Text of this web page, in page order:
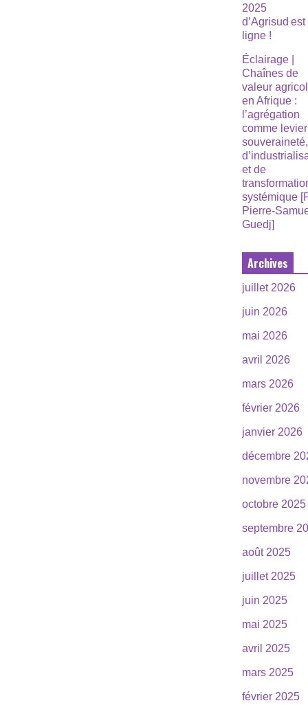
2025
d’Agrisud
ligne !
Éclairage |
Chaînes de
valeur
en Afrique :
l’agrégation
comme
souveraineté,
et de
systémique
Pierre-
Guedj]
Archives
juillet 2026
juin 2026
mai 2026
avril 2026
mars 2026
février 2026
janvier 2026
décembre
novembre
octobre 2025
septembre
août 2025
juillet 2025
juin 2025
mai 2025
avril 2025
mars 2025
février 2025